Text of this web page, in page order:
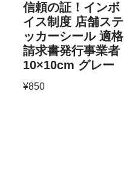
信頼の証！インボ
イス制度 店舗ステ
ッカーシール 適格
請求書発行事業者
10×10cm グレー
¥850